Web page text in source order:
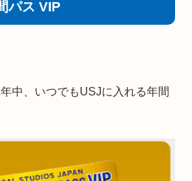
パス VIP
中、いつでもUSJに入れる年間